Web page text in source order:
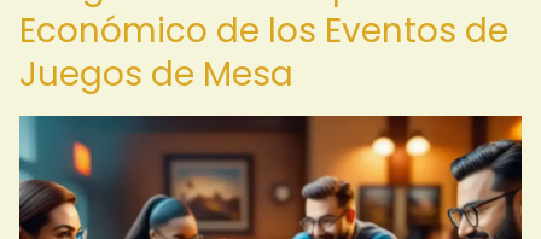
Económico de los Eventos de
Juegos de Mesa